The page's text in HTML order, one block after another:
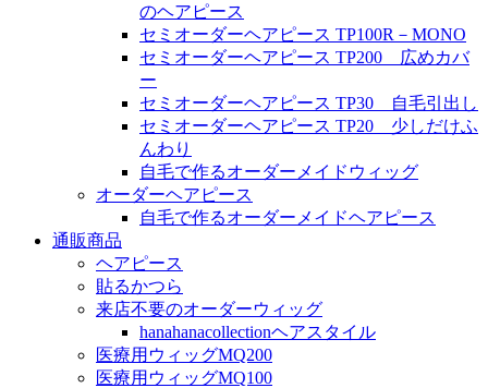
のヘアピース
セミオーダーヘアピース TP100R－MONO
セミオーダーヘアピース TP200 広めカバ
ー
セミオーダーヘアピース TP30 自毛引出し
セミオーダーヘアピース TP20 少しだけふ
んわり
自毛で作るオーダーメイドウィッグ
オーダーヘアピース
自毛で作るオーダーメイドヘアピース
通販商品
ヘアピース
貼るかつら
来店不要のオーダーウィッグ
hanahanacollectionヘアスタイル
医療用ウィッグMQ200
医療用ウィッグMQ100